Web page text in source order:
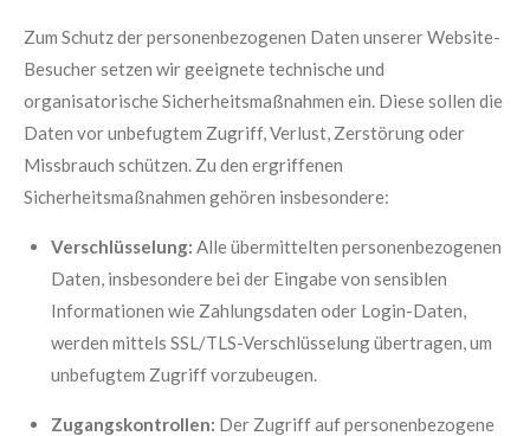
Zum Schutz der personenbezogenen Daten unserer Website-
Besucher setzen wir geeignete technische und
organisatorische Sicherheitsmaßnahmen ein. Diese sollen die
Daten vor unbefugtem Zugriff, Verlust, Zerstörung oder
Missbrauch schützen. Zu den ergriffenen
Sicherheitsmaßnahmen gehören insbesondere:
Verschlüsselung: Alle übermittelten personenbezogenen
Daten, insbesondere bei der Eingabe von sensiblen
Informationen wie Zahlungsdaten oder Login-Daten,
werden mittels SSL/TLS-Verschlüsselung übertragen, um
unbefugtem Zugriff vorzubeugen.
Zugangskontrollen: Der Zugriff auf personenbezogene